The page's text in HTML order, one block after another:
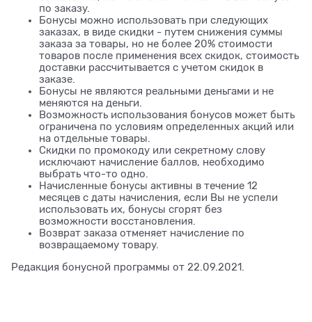
по заказу.
Бонусы можно использовать при следующих
заказах, в виде скидки - путем снижения суммы
заказа за товары, но не более 20% стоимости
товаров после применения всех скидок, стоимость
доставки рассчитывается с учетом скидок в
заказе.
Бонусы не являются реальными деньгами и не
меняются на деньги.
Возможность использования бонусов может быть
ограничена по условиям определенных акций или
на отдельные товары.
Скидки по промокоду или секретному слову
исключают начисление баллов, необходимо
выбрать что-то одно.
Начисленные бонусы активны в течение 12
месяцев с даты начисления, если Вы не успели
использовать их, бонусы сгорят без
возможности восстановления.
Возврат заказа отменяет начисление по
возвращаемому товару.
Редакция бонусной программы от 22.09.2021.